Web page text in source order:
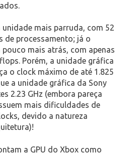
unidade mais parruda, com 52
de processamento; já o
mais atrás, com apenas
Porém, a unidade gráfica
o clock máximo de até 1.825
a unidade gráfica da Sony
2.23 GHz (embora pareça
mais dificuldades de
devido a natureza
a GPU do Xbox como